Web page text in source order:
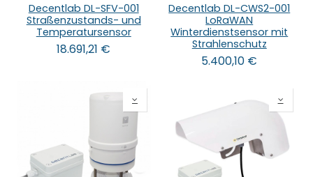
Decentlab DL-SFV-001
Straßenzustands- und
Temperatursensor
18.691,21 €
Decentlab DL-CWS2-001
LoRaWAN
Winterdienstsensor mit
Strahlenschutz
5.400,10 €